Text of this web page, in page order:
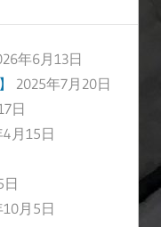
年6月13日
2025年7月20日
日
月15日
月5日